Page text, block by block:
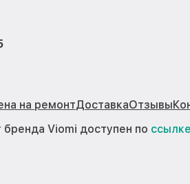
на ремонтДоставкаОтзывы
Viomi доступен по